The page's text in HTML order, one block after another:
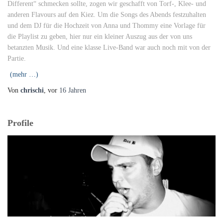
Different“ schmecken sollte, zogen wir geschafft von Torf-, Klee- und
anderen Flavours auf den Kiez. Um die Songs des Abends festzuhalten
und dem DJ für die Hochzeit von Anna und Thommy eine Vorlage für
die Playlist zu geben, hier nur ein kleiner Auszug aus der von uns
betanzten Musik. Und eine klasse Live-Band war auch noch mit von der
Partie.
(mehr …)
Von chrischi, vor 16 Jahren
Profile